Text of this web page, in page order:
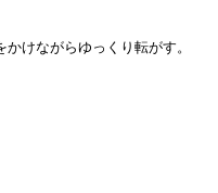
けながらゆっくり転がす。